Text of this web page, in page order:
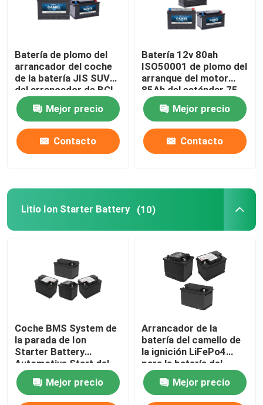
Batería de plomo del
arrancador del coche
de la batería JIS SUV
del arrancador de BCI
12V
Mejor precio
Contacto
Batería 12v 80ah
ISO50001 de plomo del
arranque del motor
85Ah del estándar 75
del EN
Mejor precio
Contacto
Litio Ion Starter Battery (10)
Coche BMS System de
la parada de Ion
Starter Battery
Automotive Start del
litio de las baterías 12V
40Ah del camello
Mejor precio
Arrancador de la
batería del camello de
la ignición LiFePo4
para la batería del
arrancador del litio del
vehículo del coche
Mejor precio